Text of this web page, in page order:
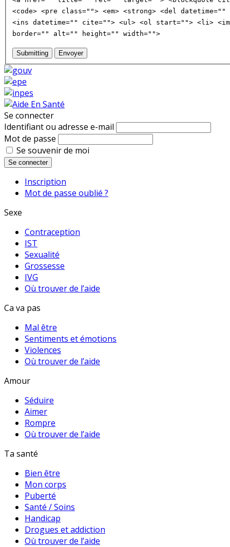
<code> <pre class=""> <em> <strong> <del
<ins datetime="" cite=""> <ul> <ol start=""> <li>
border="" alt="" height="" width="">
Submitting Envoyer
Se connecter
Identifiant ou adresse e-mail
Mot de passe
Se souvenir de moi
Se connecter
Inscription
Mot de passe oublié ?
Sexe
Contraception
IST
Sexualité
Grossesse
IVG
Où trouver de l’aide
Ca va pas
Mal être
Sentiments et émotions
Violences
Où trouver de l’aide
Amour
Séduire
Aimer
Rompre
Où trouver de l’aide
Ta santé
Bien être
Mon corps
Puberté
Santé / Soins
Handicap
Drogues et addiction
Où trouver de l’aide